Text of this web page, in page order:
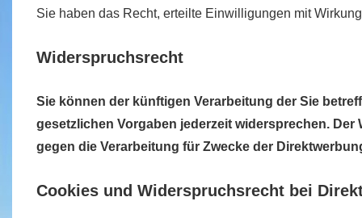
Sie haben das Recht, erteilte Einwilligungen mit
Widerspruchsrecht
Sie können der künftigen Verarbeitung der Sie
gesetzlichen Vorgaben jederzeit widersprechen.
gegen die Verarbeitung für Zwecke der
Cookies und Widerspruchsrecht bei